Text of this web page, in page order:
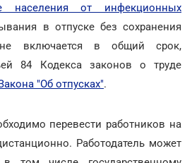
населения от инфекционных
в отпуске без сохранения
включается в общий срок,
84 Кодекса законов о труде
"Об отпусках".
перевести работников на
Работодатель может